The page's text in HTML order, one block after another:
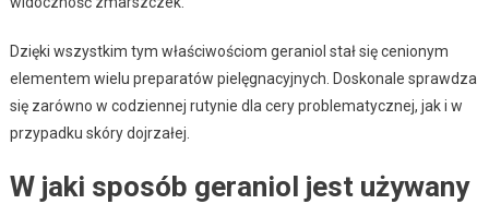
Dzięki wszystkim tym właściwościom geraniol stał się cenionym
elementem wielu preparatów pielęgnacyjnych. Doskonale sprawdza
się zarówno w codziennej rutynie dla cery problematycznej, jak i w
przypadku skóry dojrzałej.
W jaki sposób geraniol jest używany